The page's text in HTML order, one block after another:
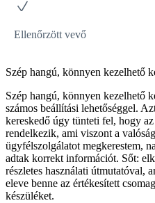
Ellenőrzött vevő
Szép hangú, könnyen kezelhető
Szép hangú, könnyen kezelhető
számos beállítási lehetőséggel.
kereskedő úgy tünteti fel, hogy
rendelkezik, ami viszont a
ügyfélszolgálatot megkerestem,
adtak korrekt információt. Sőt:
részletes használati útmutatóval,
eleve benne az értékesített
készüléket.